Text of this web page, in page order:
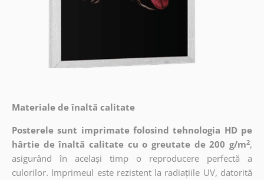
Materiale de înaltă calitate
Posterele sunt imprimate folosind tehnologia HD pe
hârtie de înaltă calitate cu o greutate de 200 g/m2,
asigurând în același timp o reproducere perfectă a
culorilor. Imprimeul este rezistent la radiațiile UV, datorită